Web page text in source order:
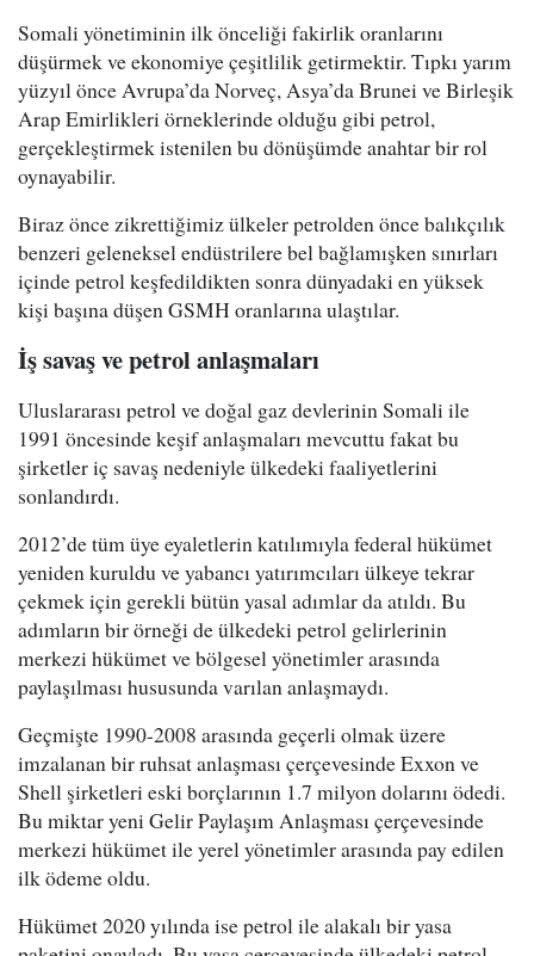
Somali yönetiminin ilk önceliği fakirlik oranlarını
düşürmek ve ekonomiye çeşitlilik getirmektir. Tıpkı yarım
yüzyıl önce Avrupa’da Norveç, Asya’da Brunei ve Birleşik
Arap Emirlikleri örneklerinde olduğu gibi petrol,
gerçekleştirmek istenilen bu dönüşümde anahtar bir rol
oynayabilir.
Biraz önce zikrettiğimiz ülkeler petrolden önce balıkçılık
benzeri geleneksel endüstrilere bel bağlamışken sınırları
içinde petrol keşfedildikten sonra dünyadaki en yüksek
kişi başına düşen GSMH oranlarına ulaştılar.
İş savaş ve petrol anlaşmaları
Uluslararası petrol ve doğal gaz devlerinin Somali ile
1991 öncesinde keşif anlaşmaları mevcuttu fakat bu
şirketler iç savaş nedeniyle ülkedeki faaliyetlerini
sonlandırdı.
2012’de tüm üye eyaletlerin katılımıyla federal hükümet
yeniden kuruldu ve yabancı yatırımcıları ülkeye tekrar
çekmek için gerekli bütün yasal adımlar da atıldı. Bu
adımların bir örneği de ülkedeki petrol gelirlerinin
merkezi hükümet ve bölgesel yönetimler arasında
paylaşılması hususunda varılan anlaşmaydı.
Geçmişte 1990-2008 arasında geçerli olmak üzere
imzalanan bir ruhsat anlaşması çerçevesinde Exxon ve
Shell şirketleri eski borçlarının 1.7 milyon dolarını ödedi.
Bu miktar yeni Gelir Paylaşım Anlaşması çerçevesinde
merkezi hükümet ile yerel yönetimler arasında pay edilen
ilk ödeme oldu.
Hükümet 2020 yılında ise petrol ile alakalı bir yasa